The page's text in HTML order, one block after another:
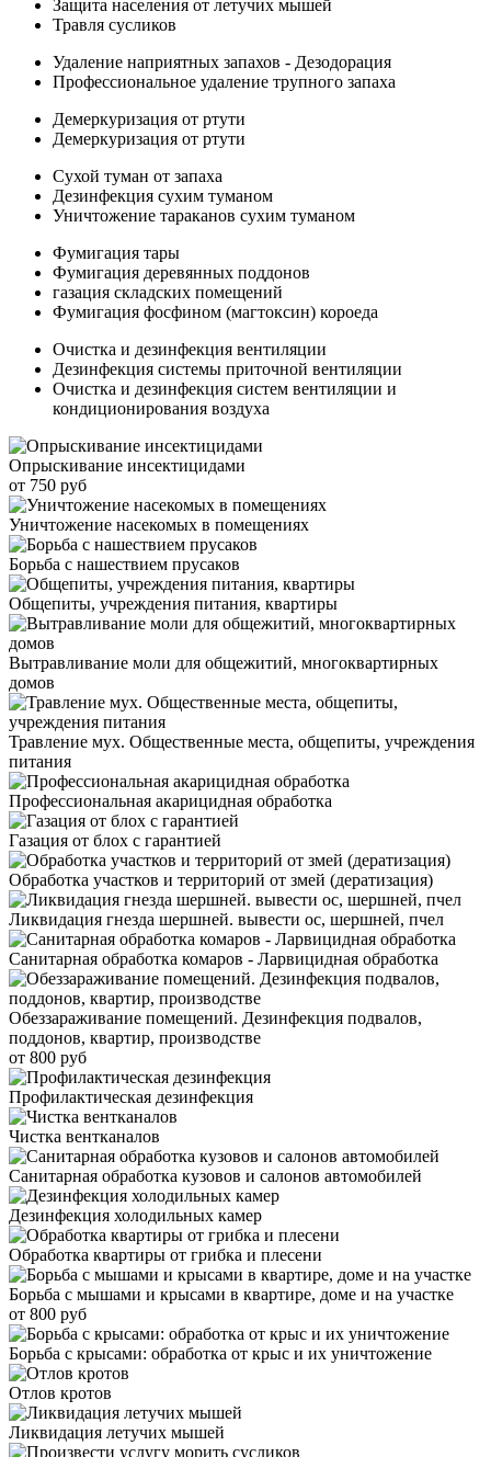
Защита населения от летучих мышей
Травля сусликов
Удаление наприятных запахов - Дезодорация
Профессиональное удаление трупного запаха
Демеркуризация от ртути
Демеркуризация от ртути
Сухой туман от запаха
Дезинфекция сухим туманом
Уничтожение тараканов сухим туманом
Фумигация тары
Фумигация деревянных поддонов
газация складских помещений
Фумигация фосфином (магтоксин) короеда
Очистка и дезинфекция вентиляции
Дезинфекция системы приточной вентиляции
Очистка и дезинфекция систем вентиляции и
кондиционирования воздуха
Опрыскивание инсектицидами
от 750 руб
Уничтожение насекомых в помещениях
Борьба с нашествием прусаков
Общепиты, учреждения питания, квартиры
Вытравливание моли для общежитий, многоквартирных
домов
Травление мух. Общественные места, общепиты, учреждения
питания
Профессиональная акарицидная обработка
Газация от блох с гарантией
Обработка участков и территорий от змей (дератизация)
Ликвидация гнезда шершней. вывести ос, шершней, пчел
Санитарная обработка комаров - Ларвицидная обработка
Обеззараживание помещений. Дезинфекция подвалов,
поддонов, квартир, производстве
от 800 руб
Профилактическая дезинфекция
Чистка вентканалов
Санитарная обработка кузовов и салонов автомобилей
Дезинфекция холодильных камер
Обработка квартиры от грибка и плесени
Борьба с мышами и крысами в квартире, доме и на участке
от 800 руб
Борьба с крысами: обработка от крыс и их уничтожение
Отлов кротов
Ликвидация летучих мышей